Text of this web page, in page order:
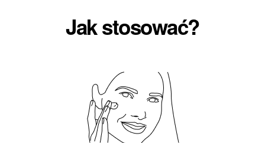
Jak stosować?